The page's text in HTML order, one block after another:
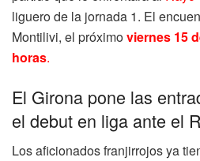
liguero de la jornada 1. El
Montilivi, el próximoviernes 15
horas.
El Girona pone las
el debut en liga ante el
Los aficionados franjirrojos ya